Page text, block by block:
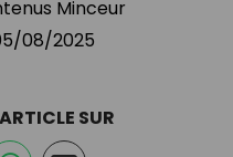
Minceur
08/2025
SUR